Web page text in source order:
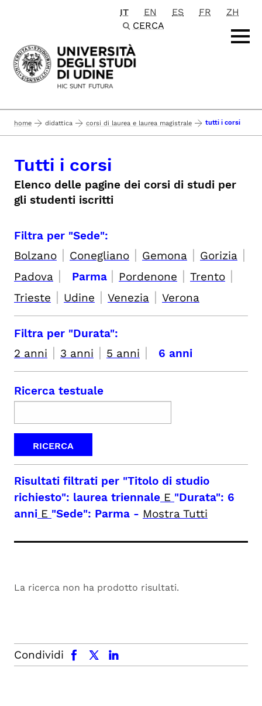
Passa al contenuto principale
IT EN ES FR
ZH
CERCA
home didattica corsi di laurea e laurea magistrale tutti i corsi
Tutti i corsi
Elenco delle pagine dei corsi di studi per
gli studenti iscritti
Filtra per "Sede":
Bolzano | Conegliano | Gemona | Gorizia |
Padova | Parma | Pordenone | Trento |
Trieste | Udine | Venezia | Verona
Filtra per "Durata":
2 anni | 3 anni | 5 anni | 6 anni
Ricerca testuale
Risultati filtrati per "Titolo di studio
richiesto": laurea triennale E "Durata": 6
anni E "Sede": Parma - Mostra Tutti
La ricerca non ha prodotto risultati.
Condividi
facebook x.com linkedin